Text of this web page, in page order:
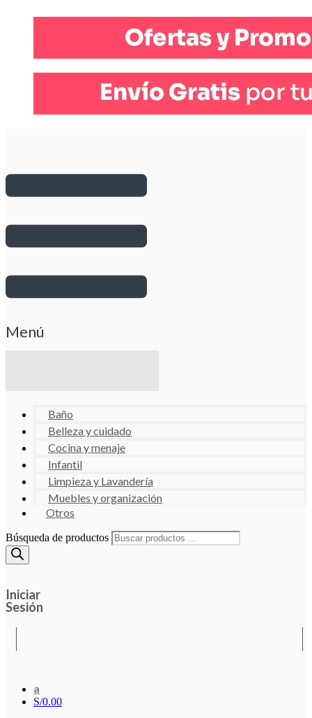
Menú
Baño
Belleza y cuidado
Cocina y menaje
Infantil
Limpieza y Lavandería
Muebles y organización
Otros
Búsqueda de productos
Iniciar
Sesión
a
S/0.00